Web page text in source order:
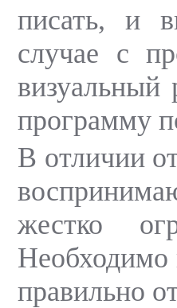
писать, и
случае с
визуальный
программу
В отличии
жестко
Необходимо
правильно